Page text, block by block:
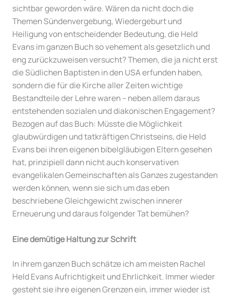
sichtbar geworden wäre. Wären da nicht doch die
Themen Sündenvergebung, Wiedergeburt und
Heiligung von entscheidender Bedeutung, die Held
Evans im ganzen Buch so vehement als gesetzlich und
eng zurückzuweisen versucht? Themen, die ja nicht erst
die Südlichen Baptisten in den USA erfunden haben,
sondern die für die Kirche aller Zeiten wichtige
Bestandteile der Lehre waren – neben allem daraus
entstehenden sozialen und diakonischen Engagement?
Bezogen auf das Buch: Müsste die Möglichkeit
glaubwürdigen und tatkräftigen Christseins, die Held
Evans bei ihren eigenen bibelgläubigen Eltern gesehen
hat, prinzipiell dann nicht auch konservativen
evangelikalen Gemeinschaften als Ganzes zugestanden
werden können, wenn sie sich um das eben
beschriebene Gleichgewicht zwischen innerer
Erneuerung und daraus folgender Tat bemühen?
Eine demütige Haltung zur Schrift
In ihrem ganzen Buch schätze ich am meisten Rachel
Held Evans Aufrichtigkeit und Ehrlichkeit. Immer wieder
gesteht sie ihre eigenen Grenzen ein, immer wieder ist